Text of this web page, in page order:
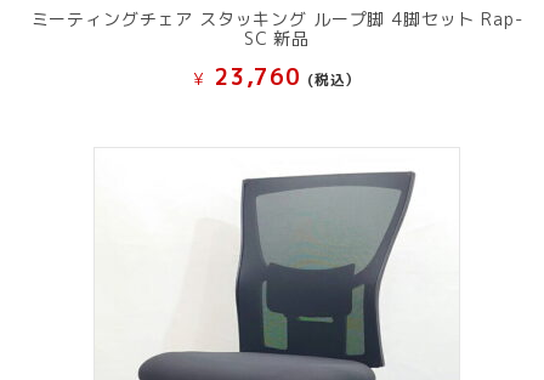
ミーティングチェア スタッキング ループ脚 4脚セット Rap-
SC 新品
¥ 23,760 (税込）